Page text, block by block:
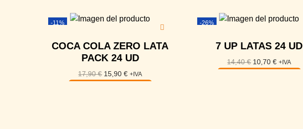
-11%
COCA COLA ZERO LATA
PACK 24 UD
17,90€ 15,90€ +IVA
-26%
7 UP LATAS 24 UD
14,40€ 10,70€ +IVA